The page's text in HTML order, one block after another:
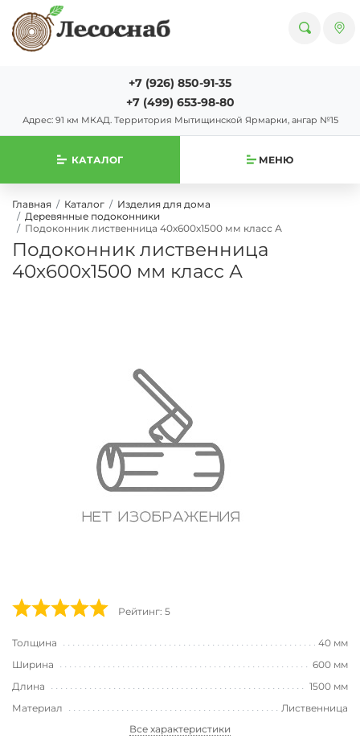
+7 (926) 850-91-35
+7 (499) 653-98-80
Адрес: 91 км МКАД. Территория Мытищинской Ярмарки, ангар №15
КАТАЛОГ МЕНЮ
Главная Каталог
Изделия для дома
Деревянные подоконники
Подоконник лиственница 40х600х1500 мм класс А
Подоконник лиственница
40х600х1500 мм класс А
Рейтинг: 5
Толщина
40 мм
Ширина
600 мм
Длина
1500 мм
Материал
Лиственница
Все характеристики